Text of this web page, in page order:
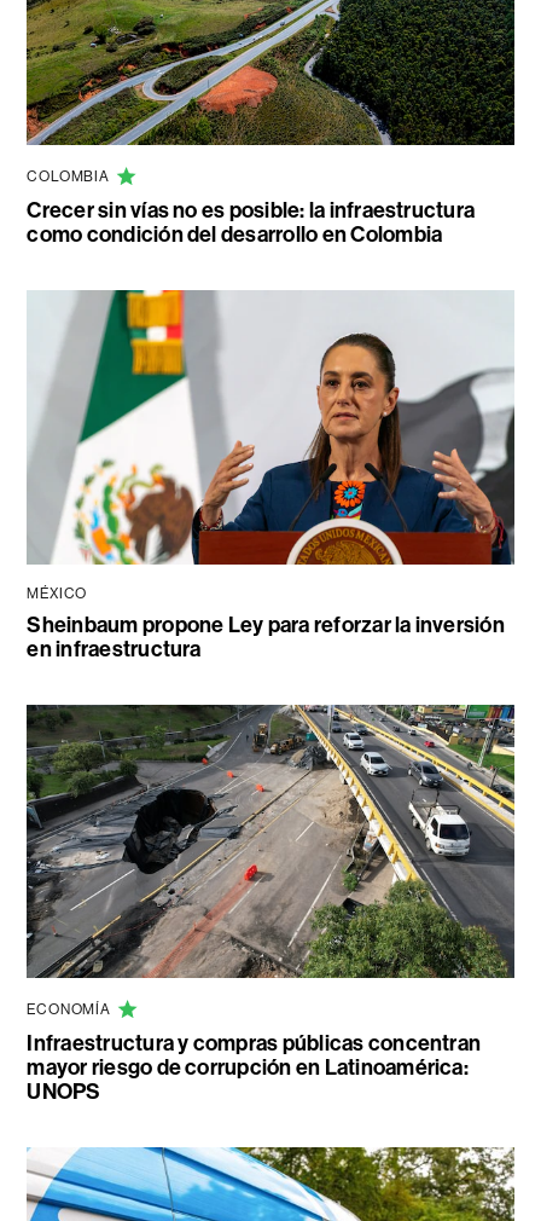
COLOMBIA
Crecer sin vías no es posible: la infraestructura
como condición del desarrollo en Colombia
MÉXICO
Sheinbaum propone Ley para reforzar la inversión
en infraestructura
ECONOMÍA
Infraestructura y compras públicas concentran
mayor riesgo de corrupción en Latinoamérica:
UNOPS